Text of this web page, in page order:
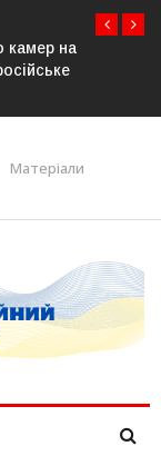
випадок
Матеріали